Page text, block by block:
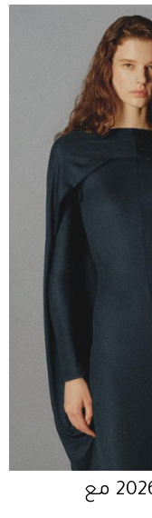
Jacquemus تحتفل برمضان 2026 مع